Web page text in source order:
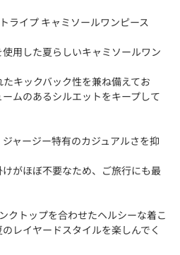
ライプ キャミソールワンピース
用した夏らしいキャミソールワン
キックバック性を兼ね備えてお
ムのあるシルエットをキープして
ャージー特有のカジュアルさを抑
がほぼ不要なため、ご旅行にも最
クトップを合わせたヘルシーな着こ
レイヤードスタイルを楽しんでく